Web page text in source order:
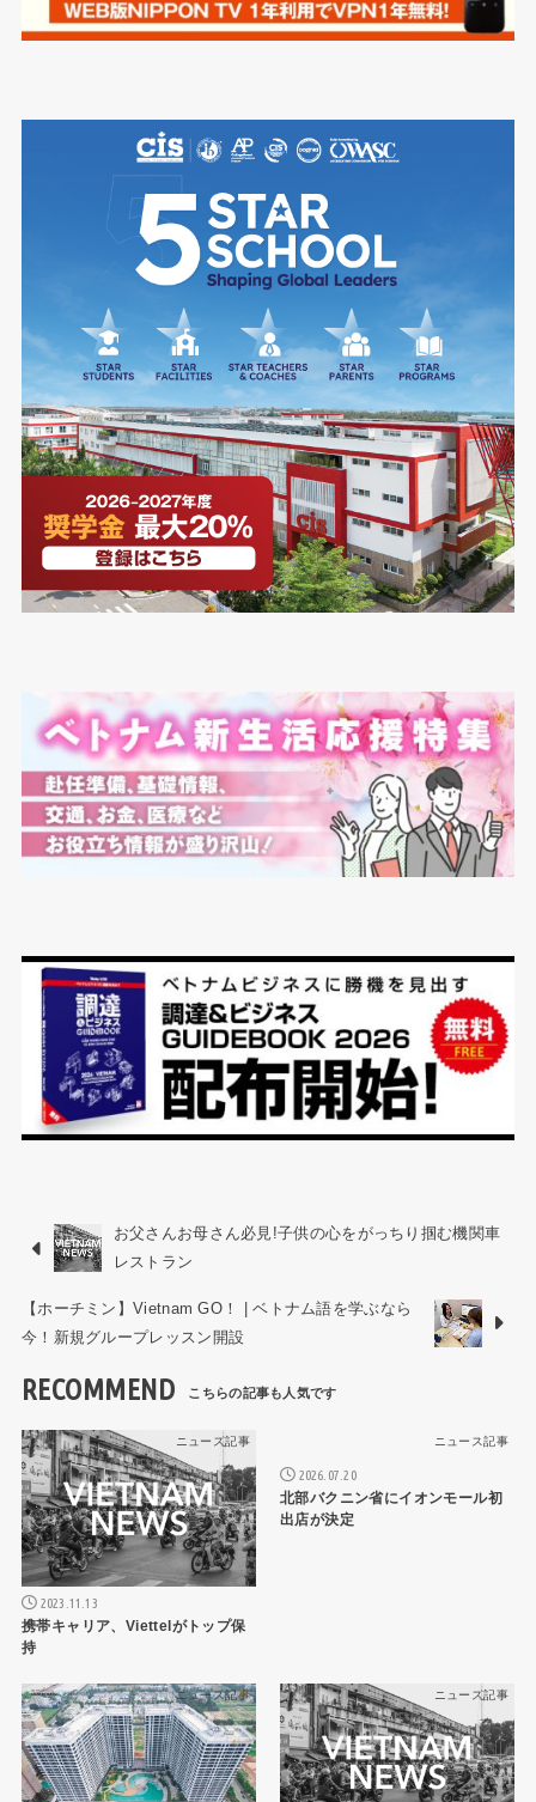
お父さんお母さん必見!子供の心をがっちり掴む機関車
レストラン
【ホーチミン】Vietnam GO！ | ベトナム語を学ぶなら
今！新規グループレッスン開設
RECOMMEND
ニュース記事
2023.11.13
携帯キャリア、Viettelがトップ保
持
ニュース記事
2026.07.20
北部バクニン省にイオンモール初
出店が決定
ニュース記事 ニュース記事